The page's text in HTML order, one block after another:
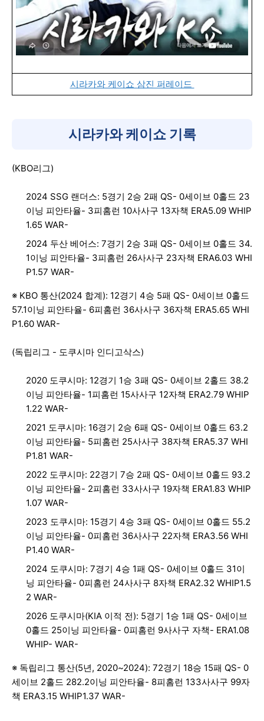
시라카와 케이쇼 삼진 퍼레이드
시라카와 케이쇼 기록
(KBO리그)
2024 SSG 랜더스: 5경기 2승 2패 QS- 0세이브 0홀드 23
이닝 피안타율- 3피홈런 10사사구 13자책 ERA5.09 WHIP
1.65 WAR-
2024 두산 베어스: 7경기 2승 3패 QS- 0세이브 0홀드 34.
1이닝 피안타율- 3피홈런 26사사구 23자책 ERA6.03 WHI
P1.57 WAR-
※ KBO 통산(2024 합계): 12경기 4승 5패 QS- 0세이브 0홀드
57.1이닝 피안타율- 6피홈런 36사사구 36자책 ERA5.65 WHI
P1.60 WAR-
(독립리그 - 도쿠시마 인디고삭스)
2020 도쿠시마: 12경기 1승 3패 QS- 0세이브 2홀드 38.2
이닝 피안타율- 1피홈런 15사사구 12자책 ERA2.79 WHIP
1.22 WAR-
2021 도쿠시마: 16경기 2승 6패 QS- 0세이브 0홀드 63.2
이닝 피안타율- 5피홈런 25사사구 38자책 ERA5.37 WHI
P1.81 WAR-
2022 도쿠시마: 22경기 7승 2패 QS- 0세이브 0홀드 93.2
이닝 피안타율- 2피홈런 33사사구 19자책 ERA1.83 WHIP
1.07 WAR-
2023 도쿠시마: 15경기 4승 3패 QS- 0세이브 0홀드 55.2
이닝 피안타율- 0피홈런 36사사구 22자책 ERA3.56 WHI
P1.40 WAR-
2024 도쿠시마: 7경기 4승 1패 QS- 0세이브 0홀드 31이
닝 피안타율- 0피홈런 24사사구 8자책 ERA2.32 WHIP1.5
2 WAR-
2026 도쿠시마(KIA 이적 전): 5경기 1승 1패 QS- 0세이브
0홀드 25이닝 피안타율- 0피홈런 9사사구 자책- ERA1.08
WHIP- WAR-
※ 독립리그 통산(5년, 2020~2024): 72경기 18승 15패 QS- 0
세이브 2홀드 282.2이닝 피안타율- 8피홈런 133사사구 99자
책 ERA3.15 WHIP1.37 WAR-